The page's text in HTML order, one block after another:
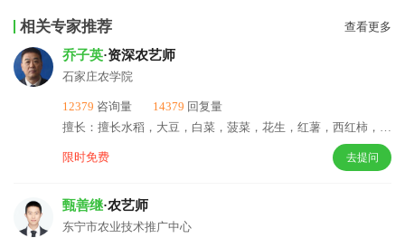
相关专家推荐 查看更多
乔子英·资深农艺师
石家庄农学院
12379 咨询量 14379 回复量
擅长：擅长水稻，大豆，白菜，菠菜，花生，红薯，西红柿，肥料，小麦，绿豆，高亮，稻谷。
限时免费 去提问
甄善继·农艺师
东宁市农业技术推广中心